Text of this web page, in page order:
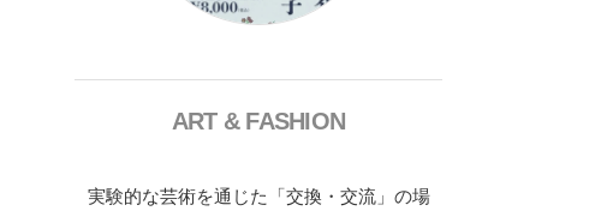
ART & FASHION
実験的な芸術を通じた「交換・交流」の場